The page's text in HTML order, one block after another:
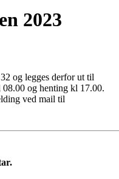
2023
og legges derfor ut til
og henting kl 17.00.
ved mail til